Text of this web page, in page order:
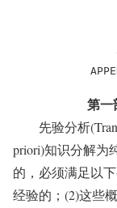
第一
先验分析
priori)知识分解为
的，必须满足以
经验的；(2)这些